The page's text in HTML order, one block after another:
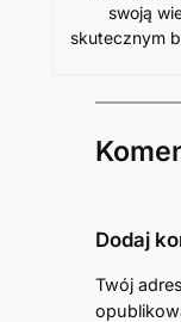
swoją
skutecznym
Dodaj
Twój